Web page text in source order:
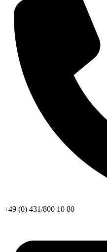
+49 (0) 431/800 10 80